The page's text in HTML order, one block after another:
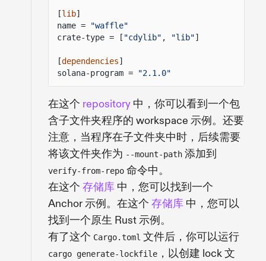
[lib]
name =
"waffle"
crate-type = [ "cdylib" , "lib"]
[dependencies]
solana-program =
"2.1.0"
在这个 repository 中，你可以看到一个包
含子文件夹程序的 workspace 示例。还要
注意，当程序在子文件夹中时，后续需要
将该文件夹作为 --mount-path 添加到
verify-from-repo 命令中。
在这个 存储库 中，您可以找到一个
Anchor 示例。在这个 存储库 中，您可以
找到一个原生 Rust 示例。
有了这个 Cargo.toml 文件后，你可以运行
cargo generate-lockfile ，以创建 lock 文